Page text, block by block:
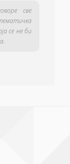
све
се не би